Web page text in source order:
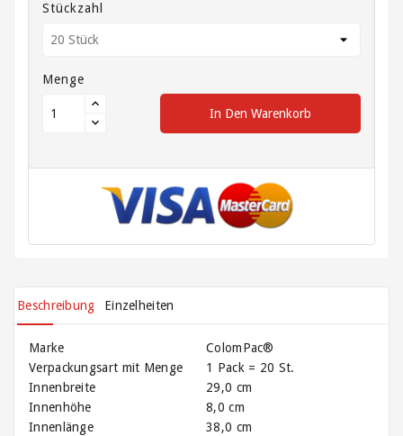
Versandtaschen
Rollen
Stückzahl
Menge
In Den Warenkorb
Beschreibung Einzelheiten
Marke
ColomPac®
Verpackungsart mit Menge
1 Pack = 20 St.
Innenbreite
29,0 cm
Innenhöhe
8,0 cm
Innenlänge
38,0 cm